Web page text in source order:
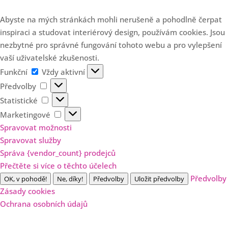
Abyste na mých stránkách mohli nerušeně a pohodlně čerpat
inspiraci a studovat interiérový design, používám cookies. Jsou
nezbytné pro správné fungování tohoto webu a pro vylepšení
vaší uživatelské zkušenosti.
Funkční
Funkční
Vždy aktivní
Předvolby
Předvolby
Statistické
Statistické
Marketingové
Marketingové
Spravovat možnosti
Spravovat služby
Správa {vendor_count} prodejců
Přečtěte si více o těchto účelech
OK, v pohodě! Ne, díky! Předvolby Uložit předvolby
Předvolby
Zásady cookies
Ochrana osobních údajů